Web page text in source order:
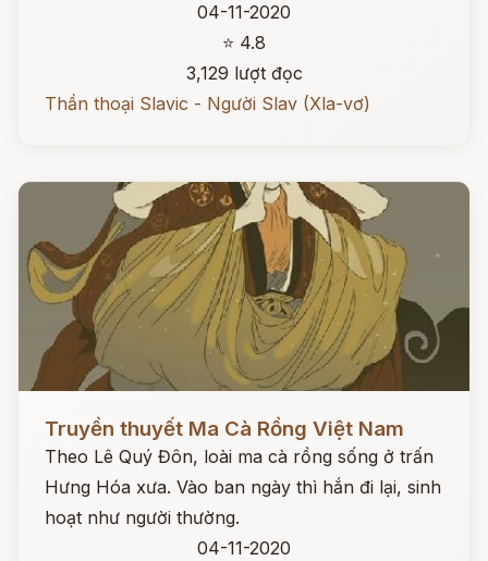
04-11-2020
⭐ 4.8
3,129 lượt đọc
Thần thoại Slavic - Người Slav (Xla-vơ)
Đọc ngay
Truyền thuyết Ma Cà Rồng Việt Nam
Theo Lê Quý Đôn, loài ma cà rồng sống ở trấn
Hưng Hóa xưa. Vào ban ngày thì hắn đi lại, sinh
hoạt như người thường.
04-11-2020